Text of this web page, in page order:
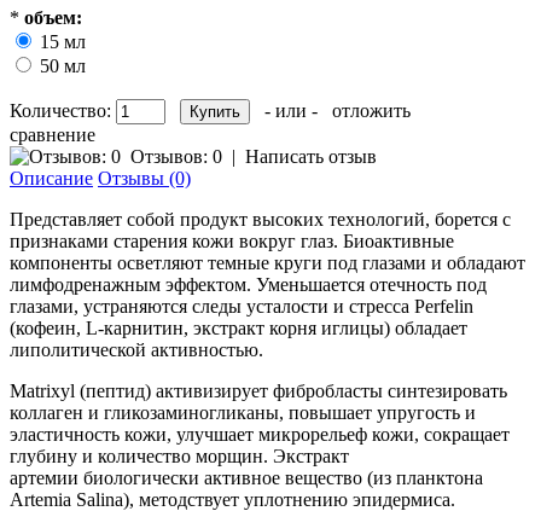
* объем:
15 мл
50 мл
Количество: - или -
отложить
сравнение
Отзывов: 0 | Написать отзыв
Описание Отзывы (0)
Представляет собой продукт высоких технологий, борется с
признаками старения кожи вокруг глаз. Биоактивные
компоненты осветляют темные круги под глазами и обладают
лимфодренажным эффектом. Уменьшается отечность под
глазами, устраняются следы усталости и стресса Perfelin
(кофеин, L-карнитин, экстракт корня иглицы) обладает
липолитической активностью.
Matrixyl (пептид) активизирует фибробласты синтезировать
коллаген и гликозаминогликаны, повышает упругость и
эластичность кожи, улучшает микрорельеф кожи, сокращает
глубину и количество морщин. Экстракт
артемии биологически активное вещество (из планктона
Artemia Salina), методствует уплотнению эпидермиса.